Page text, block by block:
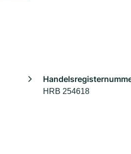
HRB 254618